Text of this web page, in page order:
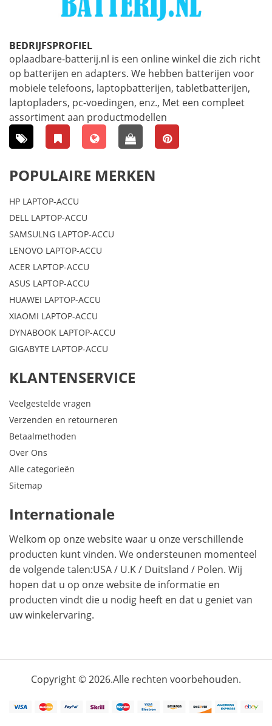
BEDRIJFSPROFIEL
oplaadbare-batterij.nl is een online winkel die zich richt
op batterijen en adapters. We hebben batterijen voor
mobiele telefoons, laptopbatterijen, tabletbatterijen,
laptopladers, pc-voedingen, enz., Met een compleet
assortiment aan productmodellen
POPULAIRE MERKEN
HP LAPTOP-ACCU
DELL LAPTOP-ACCU
SAMSULNG LAPTOP-ACCU
LENOVO LAPTOP-ACCU
ACER LAPTOP-ACCU
ASUS LAPTOP-ACCU
HUAWEI LAPTOP-ACCU
XIAOMI LAPTOP-ACCU
DYNABOOK LAPTOP-ACCU
GIGABYTE LAPTOP-ACCU
KLANTENSERVICE
Veelgestelde vragen
Verzenden en retourneren
Betaalmethoden
Over Ons
Alle categorieën
Sitemap
Internationale
Welkom op onze website waar u onze verschillende
producten kunt vinden. We ondersteunen momenteel
de volgende talen:USA/ U.K/ Duitsland / Polen. Wij
hopen dat u op onze website de informatie en
producten vindt die u nodig heeft en dat u geniet van
uw winkelervaring.
Copyright © 2026.Alle rechten voorbehouden.